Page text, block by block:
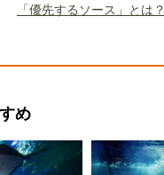
「優先するソース」とは？
め